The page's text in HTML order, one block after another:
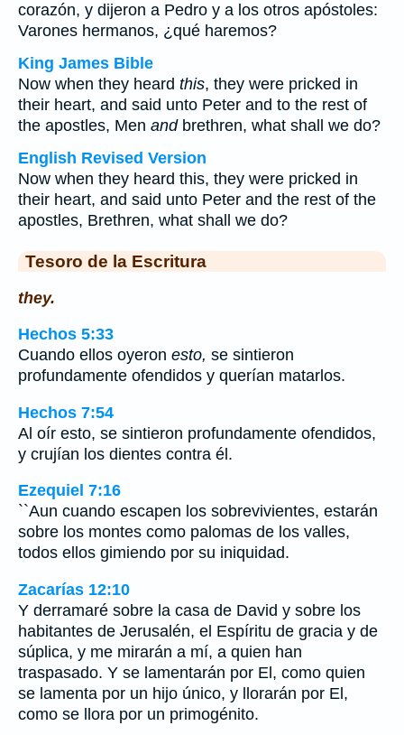
corazón, y dijeron a Pedro y a los otros apóstoles:
Varones hermanos, ¿qué haremos?
King James Bible
Now when they heard this, they were pricked in
their heart, and said unto Peter and to the rest of
the apostles, Men andbrethren, what shall we do?
English Revised Version
Now when they heard this, they were pricked in
their heart, and said unto Peter and the rest of the
apostles, Brethren, what shall we do?
Tesoro de la Escritura
they.
Hechos 5:33
Cuando ellos oyeron esto, se sintieron
profundamente ofendidos y querían matarlos.
Hechos 7:54
Al oír esto, se sintieron profundamente ofendidos,
y crujían los dientes contra él.
Ezequiel 7:16
``Aun cuando escapen los sobrevivientes, estarán
sobre los montes como palomas de los valles,
todos ellos gimiendo por su iniquidad.
Zacarías 12:10
Y derramaré sobre la casa de David y sobre los
habitantes de Jerusalén, el Espíritu de gracia y de
súplica, y me mirarán a mí, a quien han
traspasado. Y se lamentarán por El, como quien
se lamenta por un hijo único, y llorarán por El,
como se llora por un primogénito.